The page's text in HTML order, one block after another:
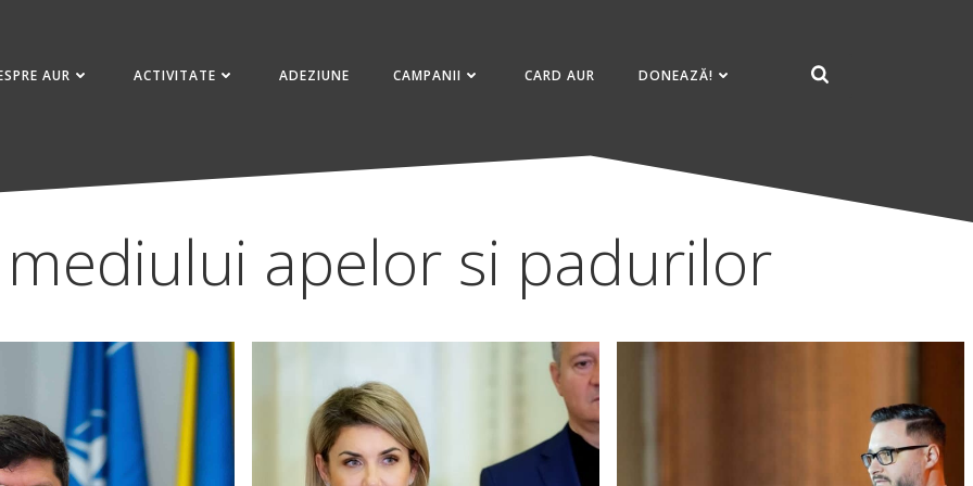
AUR ACTIVITATE ADEZIUNE CAMPANII CARD AUR DONEAZĂ!
apelor si padurilor